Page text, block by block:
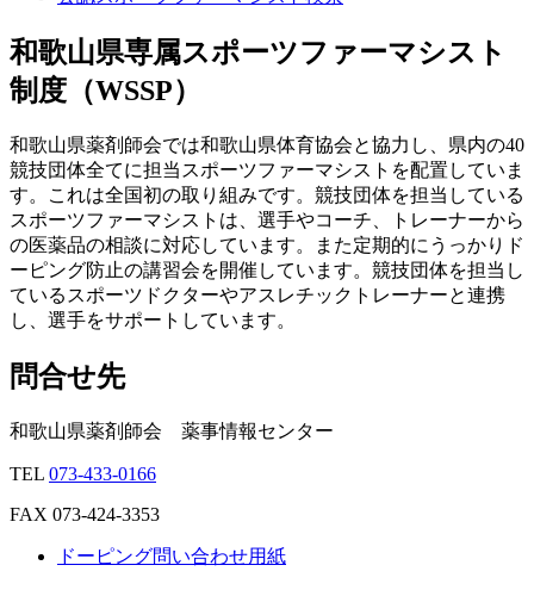
和歌山県専属スポーツファーマシスト
制度（WSSP）
和歌山県薬剤師会では和歌山県体育協会と協力し、県内の40
競技団体全てに担当スポーツファーマシストを配置していま
す。これは全国初の取り組みです。競技団体を担当している
スポーツファーマシストは、選手やコーチ、トレーナーから
の医薬品の相談に対応しています。また定期的にうっかりド
ーピング防止の講習会を開催しています。競技団体を担当し
ているスポーツドクターやアスレチックトレーナーと連携
し、選手をサポートしています。
問合せ先
和歌山県薬剤師会 薬事情報センター
TEL 073-433-0166
FAX 073-424-3353
ドーピング問い合わせ用紙